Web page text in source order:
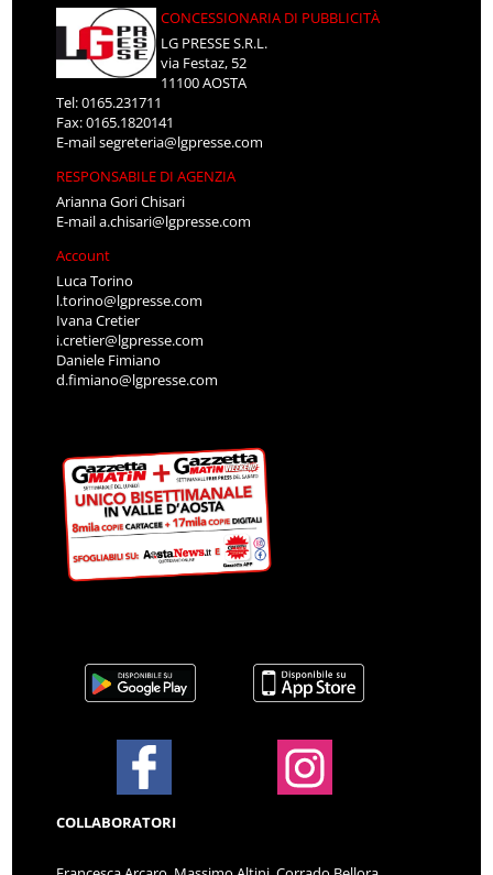
CONCESSIONARIA DI PUBBLICITÀ
LG PRESSE S.R.L.
via Festaz, 52
11100 AOSTA
Tel: 0165.231711
Fax: 0165.1820141
E-mailsegreteria@lgpresse.com
RESPONSABILE DI AGENZIA
Arianna Gori Chisari
E-maila.chisari@lgpresse.com
Account
Luca Torino
l.torino@lgpresse.com
Ivana Cretier
i.cretier@lgpresse.com
Daniele Fimiano
d.fimiano@lgpresse.com
COLLABORATORI